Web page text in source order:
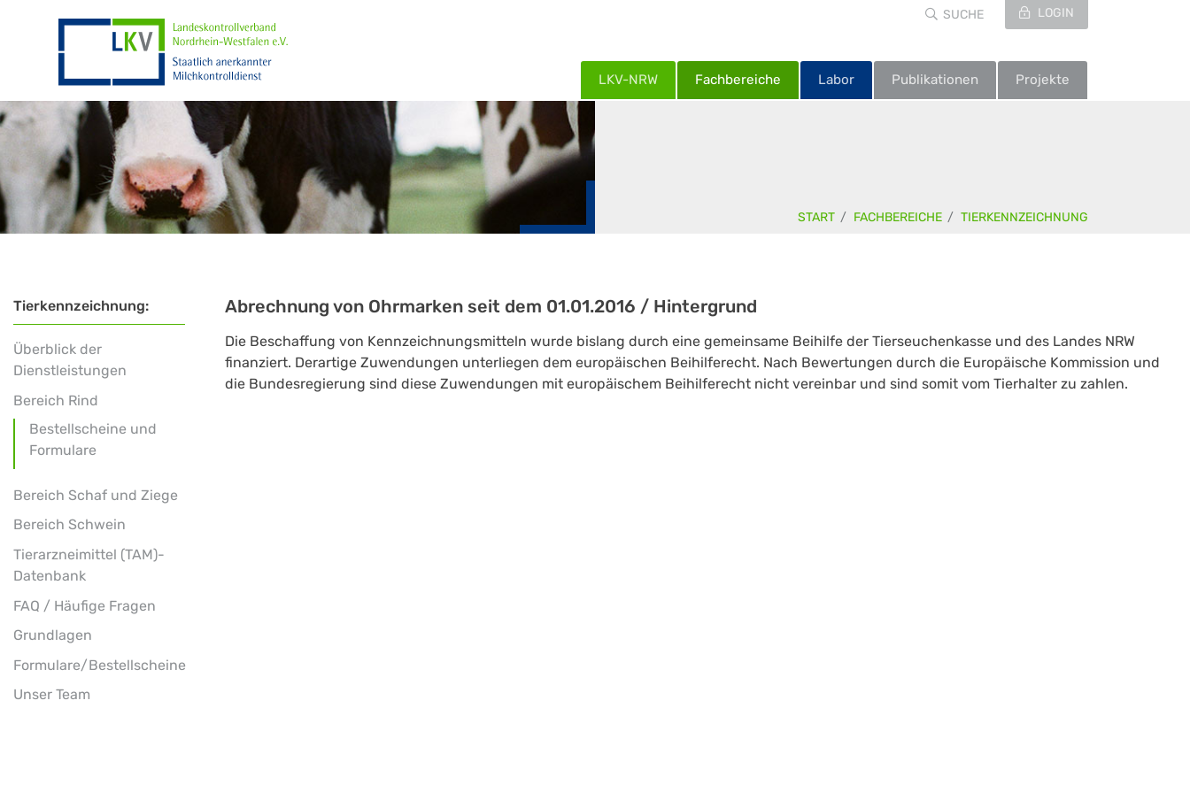
SUCHE LOGIN
LKV-NRW Fachbereiche Labor Publikationen Projekte
START FACHBEREICHE TIERKENNZEICHNUNG
Tierkennzeichnung:
Überblick der
Dienstleistungen
Bereich Rind
Bestellscheine und
Formulare
Bereich Schaf und Ziege
Bereich Schwein
Tierarzneimittel (TAM)-
Datenbank
FAQ / Häufige Fragen
Grundlagen
Formulare/Bestellscheine
Unser Team
Abrechnung von Ohrmarken seit dem 01.01.2016 / Hintergrund
Die Beschaffung von Kennzeichnungsmitteln wurde bislang durch eine gemeinsame Beihilfe der Tierseuchenkasse und des Landes NRW
finanziert. Derartige Zuwendungen unterliegen dem europäischen Beihilferecht. Nach Bewertungen durch die Europäische Kommission und
die Bundesregierung sind diese Zuwendungen mit europäischem Beihilferecht nicht vereinbar und sind somit vom Tierhalter zu zahlen.